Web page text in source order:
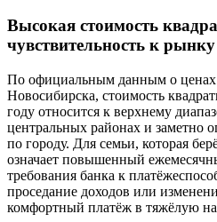
Высокая стоимость
чувствительность к рынку
По официальным данным о ценах
Новосибирска, стоимость
году относится к верхнему
центральных районах и заметно
по городу. Для семьи, которая
означает повышенный
требования банка к
проседание доходов или
комфортный платёж в тяжёлую